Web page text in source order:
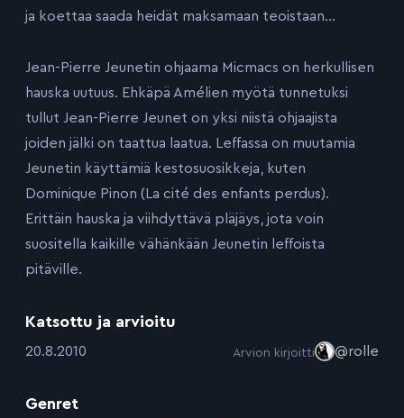
ja koettaa saada heidät maksamaan teoistaan…
Jean-Pierre Jeunetin ohjaama Micmacs on herkullisen
hauska uutuus. Ehkäpä Amélien myötä tunnetuksi
tullut Jean-Pierre Jeunet on yksi niistä ohjaajista
joiden jälki on taattua laatua. Leffassa on muutamia
Jeunetin käyttämiä kestosuosikkeja, kuten
Dominique Pinon (La cité des enfants perdus).
Erittäin hauska ja viihdyttävä pläjäys, jota voin
suositella kaikille vähänkään Jeunetin leffoista
pitäville.
Katsottu ja arvioitu
:20.8.2010 Arvion kirjoitti @rolle
Genret